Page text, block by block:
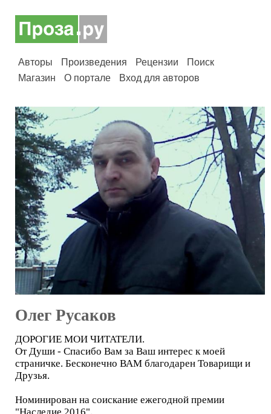
Авторы Произведения Рецензии
Поиск
Магазин
О портале Вход для авторов
Олег Русаков
ДОРОГИЕ МОИ ЧИТАТЕЛИ.
От Души - Спасибо Вам за Ваш интерес к моей
страничке. Бесконечно ВАМ благодарен Товарищи и
Друзья.
Номинирован на соискание ежегодной премии
"Наследие 2016".